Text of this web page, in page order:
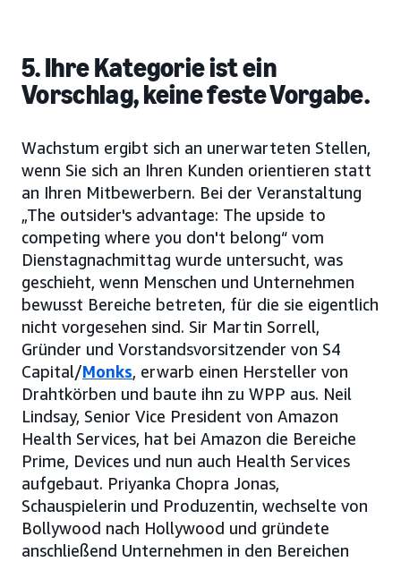
5. Ihre Kategorie ist ein
Vorschlag, keine feste Vorgabe.
Wachstum ergibt sich an unerwarteten Stellen,
wenn Sie sich an Ihren Kunden orientieren statt
an Ihren Mitbewerbern. Bei der Veranstaltung
„The outsider's advantage: The upside to
competing where you don't belong“ vom
Dienstagnachmittag wurde untersucht, was
geschieht, wenn Menschen und Unternehmen
bewusst Bereiche betreten, für die sie eigentlich
nicht vorgesehen sind. Sir Martin Sorrell,
Gründer und Vorstandsvorsitzender von S4
Capital/Monks, erwarb einen Hersteller von
Drahtkörben und baute ihn zu WPP aus. Neil
Lindsay, Senior Vice President von Amazon
Health Services, hat bei Amazon die Bereiche
Prime, Devices und nun auch Health Services
aufgebaut. Priyanka Chopra Jonas,
Schauspielerin und Produzentin, wechselte von
Bollywood nach Hollywood und gründete
anschließend Unternehmen in den Bereichen